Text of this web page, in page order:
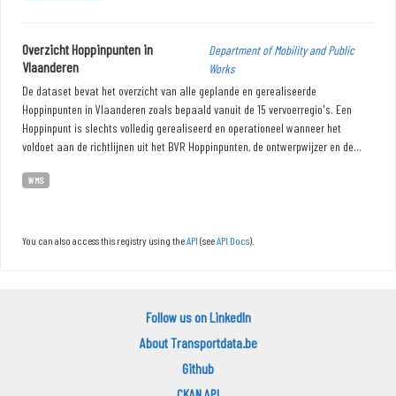
Overzicht Hoppinpunten in
Vlaanderen
Department of Mobility and Public
Works
De dataset bevat het overzicht van alle geplande en gerealiseerde
Hoppinpunten in Vlaanderen zoals bepaald vanuit de 15 vervoerregio's. Een
Hoppinpunt is slechts volledig gerealiseerd en operationeel wanneer het
voldoet aan de richtlijnen uit het BVR Hoppinpunten, de ontwerpwijzer en de...
WMS
You can also access this registry using theAPI (seeAPI Docs).
Follow us on LinkedIn
About Transportdata.be
Github